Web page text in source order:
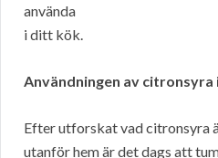
använda
i ditt kök.
Användningen av
Efter utforskat vad citronsyra
utanför hem är det dags att